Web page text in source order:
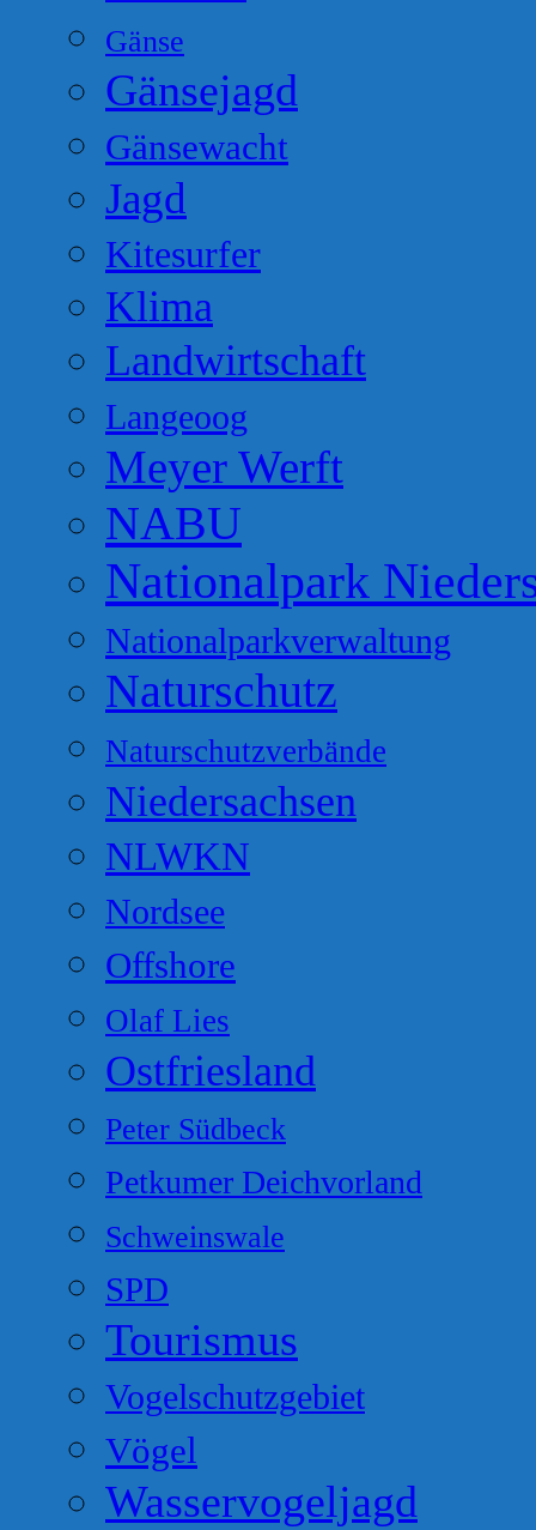
Gänse
Gänsejagd
Gänsewacht
Jagd
Kitesurfer
Klima
Landwirtschaft
Langeoog
Meyer Werft
NABU
Nationalpark
Nationalparkverwaltung
Naturschutz
Naturschutzverbände
Niedersachsen
NLWKN
Nordsee
Offshore
Olaf Lies
Ostfriesland
Peter Südbeck
Petkumer Deichvorland
Schweinswale
SPD
Tourismus
Vogelschutzgebiet
Vögel
Wasservogeljagd